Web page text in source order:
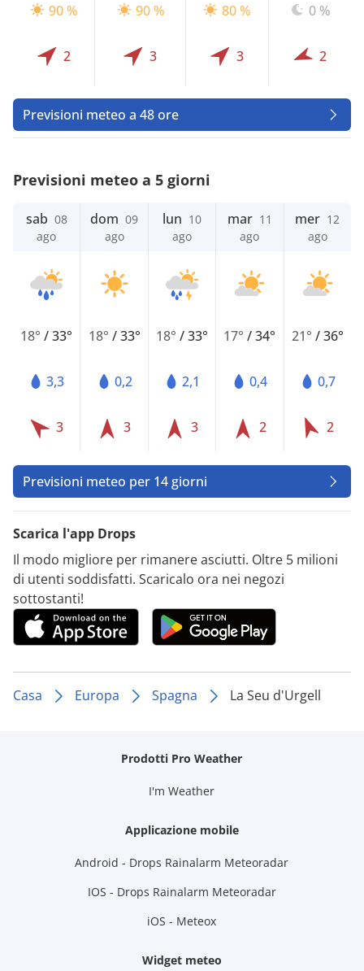
90 %
2
90 %
3
80 %
3
0 %
2
Previsioni meteo a 48 ore
Previsioni meteo a 5 giorni
sab 08
ago
18°/33°
3,3
3
dom 09
ago
18° /33°
0,2
3
lun 10
ago
18° /33°
2,1
3
mar 11
ago
17°/34°
0,4
2
mer 12
ago
21° /36°
0,7
2
Previsioni meteo per 14 giorni
Scarica l'app Drops
Il modo migliore per rimanere asciutti. Oltre 5 milioni
di utenti soddisfatti. Scaricalo ora nei negozi
sottostanti!
Casa Europa Spagna La Seu d'Urgell
Prodotti Pro Weather
I'm Weather
Applicazione mobile
Android - Drops Rainalarm Meteoradar
IOS - Drops Rainalarm Meteoradar
iOS - Meteox
Widget meteo